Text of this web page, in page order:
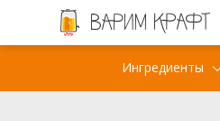
Ингредиенты